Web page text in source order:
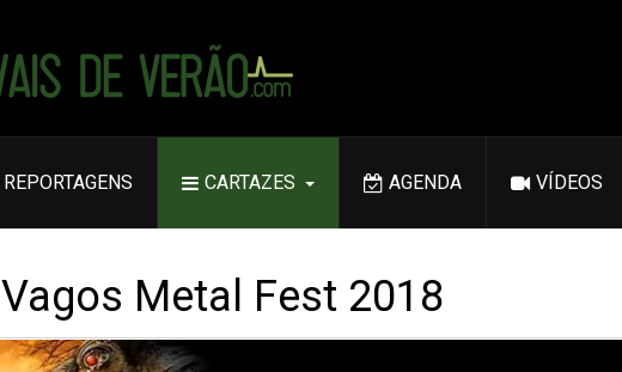
REPORTAGENS CARTAZES AGENDA VÍDEOS
Vagos Metal Fest 2018